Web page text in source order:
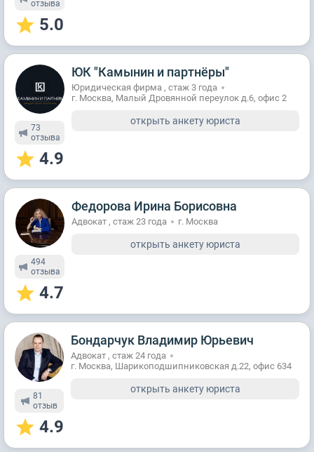
отзывa
5.0
73
отзывa
4.9
ЮК "Камынин и партнёры"
Юридическая фирма , стаж 3 годa
г. Москва, Малый Дровянной переулок д.6, офис 2
открыть анкету юриста
494
отзывa
4.7
Федорова Ирина Борисовна
Адвокат , стаж 23 годa г. Москва
открыть анкету юриста
81
отзыв
4.9
Бондарчук Владимир Юрьевич
Адвокат , стаж 24 годa
г. Москва, Шарикоподшипниковская д.22, офис 634
открыть анкету юриста